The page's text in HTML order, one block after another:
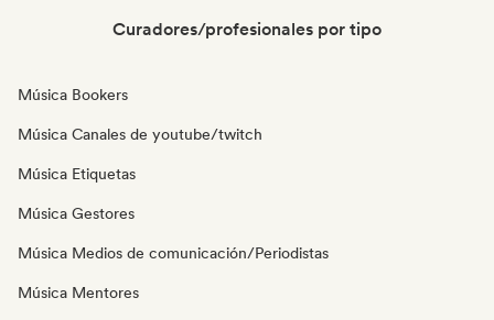
Curadores/profesionales por tipo
Música Bookers
Música Canales de youtube/twitch
Música Etiquetas
Música Gestores
Música Medios de comunicación/Periodistas
Música Mentores